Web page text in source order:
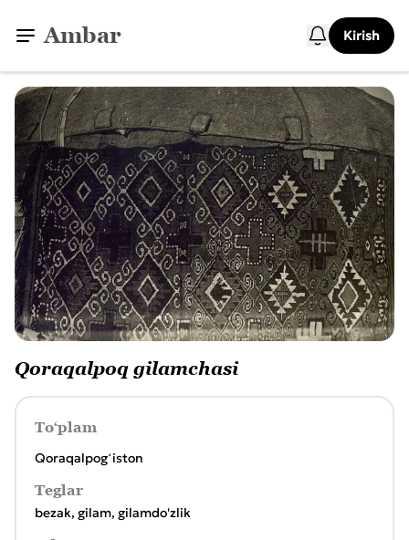
Ambar Kirish
Qoraqalpoq gilamchasi
To‘plam
Qoraqalpogʻiston
Teglar
bezak, gilam, gilamdo'zlik